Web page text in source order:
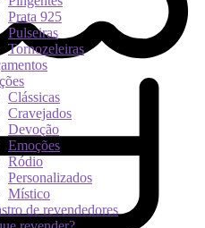
Prata 925
Pulseiras
Tornozeleiras
Clássicas
Cravejados
Devoção
Emoções
Ródio
Personalizados
Místico
de revendedores